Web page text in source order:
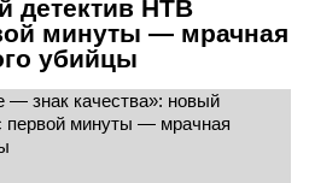
детектив НТВ
минуты — мрачная
убийцы